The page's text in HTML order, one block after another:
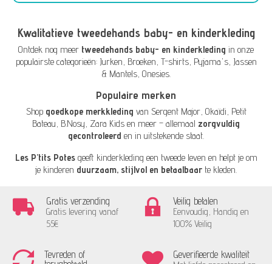
Kwalitatieve tweedehands baby- en kinderkleding
Ontdek nog meer tweedehands baby- en kinderkleding in onze
populairste categorieën: Jurken, Broeken, T-shirts, Pyjama's, Jassen
& Mantels, Onesies.
Populaire merken
Shop goedkope merkkleding van Sergent Major, Okaïdi, Petit
Bateau, B.Nosy, Zara Kids en meer – allemaal zorgvuldig
gecontroleerd en in uitstekende staat.
Les P’tits Potesgeeft kinderkleding een tweede leven en helpt je om
je kinderen duurzaam, stijlvol en betaalbaar te kleden.
Gratis verzending
Gratis levering vanaf
55€
Veilig betalen
Eenvoudig, Handig en
100% Veilig
Tevreden of
Geverifieerde kwaliteit